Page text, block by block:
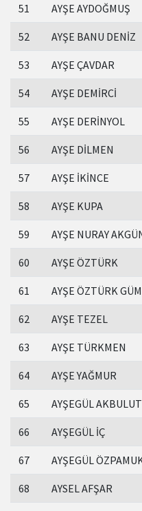
51 AYŞE AYDOĞMUŞ
52 AYŞE BANU DENİZ
53 AYŞE ÇAVDAR
54 AYŞE DEMİRCİ
55 AYŞE DERİNYOL
56 AYŞE DİLMEN
57 AYŞE İKİNCE
58 AYŞE KUPA
59 AYŞE NURAY
60 AYŞE ÖZTÜRK
61 AYŞE ÖZTÜRK
62 AYŞE TEZEL
63 AYŞE TÜRKMEN
64 AYŞE YAĞMUR
65 AYŞEGÜL AKBULUT
66 AYŞEGÜL İÇ
67 AYŞEGÜL
68 AYSEL AFŞAR